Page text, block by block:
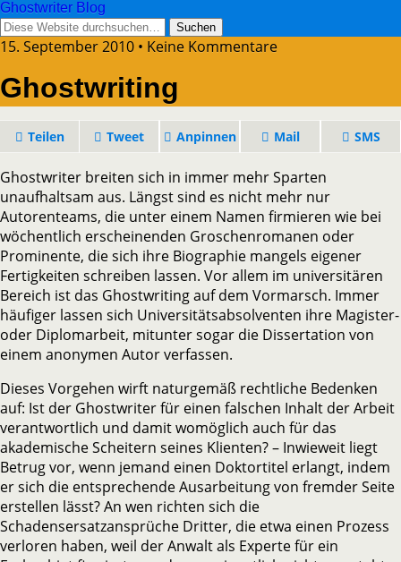
Ghostwriter Blog
15. September 2010 • Keine Kommentare
Ghostwriting
Teilen Tweet Anpinnen Mail SMS
Ghostwriter breiten sich in immer mehr Sparten
unaufhaltsam aus. Längst sind es nicht mehr nur
Autorenteams, die unter einem Namen firmieren wie bei
wöchentlich erscheinenden Groschenromanen oder
Prominente, die sich ihre Biographie mangels eigener
Fertigkeiten schreiben lassen. Vor allem im universitären
Bereich ist das Ghostwriting auf dem Vormarsch. Immer
häufiger lassen sich Universitätsabsolventen ihre Magister-
oder Diplomarbeit, mitunter sogar die Dissertation von
einem anonymen Autor verfassen.
Dieses Vorgehen wirft naturgemäß rechtliche Bedenken
auf: Ist der Ghostwriter für einen falschen Inhalt der Arbeit
verantwortlich und damit womöglich auch für das
akademische Scheitern seines Klienten? – Inwieweit liegt
Betrug vor, wenn jemand einen Doktortitel erlangt, indem
er sich die entsprechende Ausarbeitung von fremder Seite
erstellen lässt? An wen richten sich die
Schadensersatzansprüche Dritter, die etwa einen Prozess
verloren haben, weil der Anwalt als Experte für ein